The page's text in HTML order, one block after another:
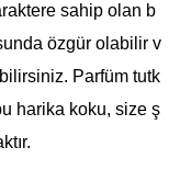
sahip olan b
özgür olabilir v
Parfüm tutk
harika koku, size ş